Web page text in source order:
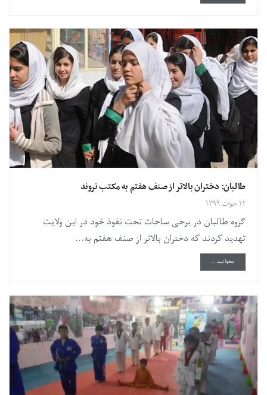
طالبان: دختران بالاتر از صنف هفتم به مکتب نروند
۱۲ حوت ۱۳۹۹
گروه طالبان در برحی ساحات تحت نفوذ خود در این ولایت
تهدید کردند که دختران بالاتر از صنف هفتم به...
بخوانید...